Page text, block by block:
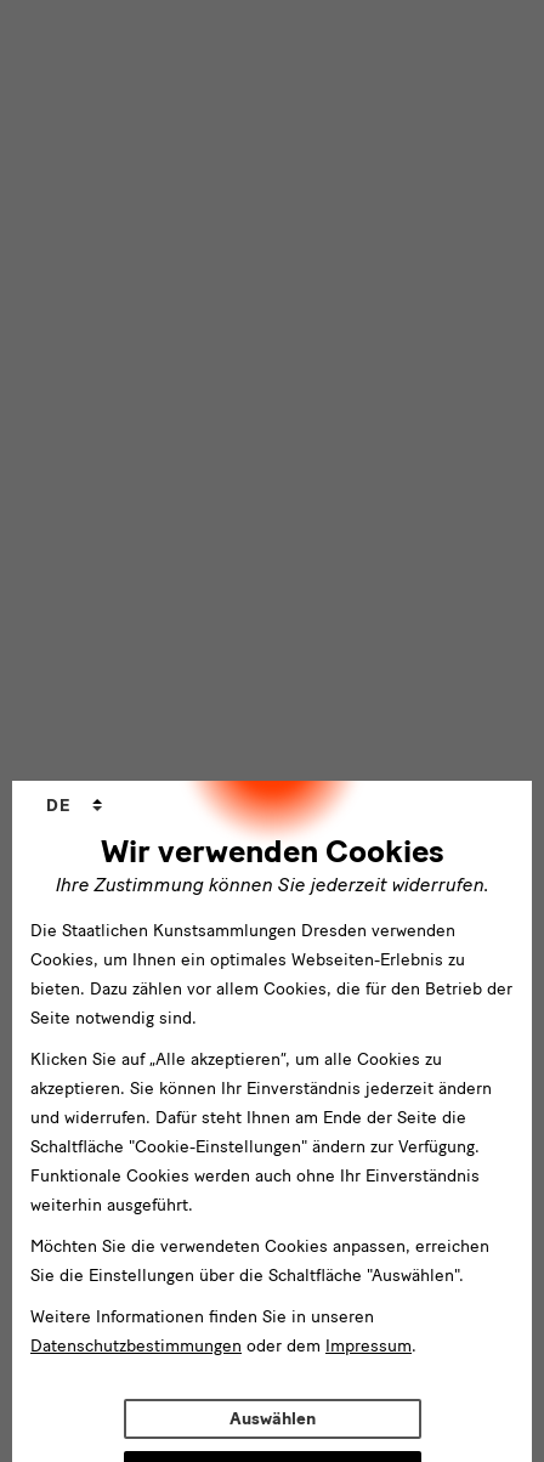
Wir verwenden Cookies
Ihre Zustimmung können Sie jederzeit widerrufen.
DE
Die Staatlichen Kunstsammlungen Dresden verwenden
Cookies, um Ihnen ein optimales Webseiten-Erlebnis zu
bieten. Dazu zählen vor allem Cookies, die für den Betrieb der
Seite notwendig sind.
Klicken Sie auf „Alle akzeptieren“, um alle Cookies zu
akzeptieren. Sie können Ihr Einverständnis jederzeit ändern
und widerrufen. Dafür steht Ihnen am Ende der Seite die
Schaltfläche "Cookie-Einstellungen" ändern zur Verfügung.
Funktionale Cookies werden auch ohne Ihr Einverständnis
weiterhin ausgeführt.
Möchten Sie die verwendeten Cookies anpassen, erreichen
Sie die Einstellungen über die Schaltfläche "Auswählen".
Weitere Informationen finden Sie in unseren
Datenschutzbestimmungen oder dem Impressum.
Auswählen